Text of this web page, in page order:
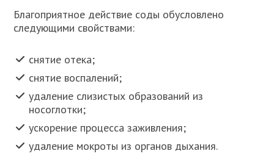
Благоприятное действие соды обусловлено
следующими свойствами:
снятие отека;
снятие воспалений;
удаление слизистых образований из
носоглотки;
ускорение процесса заживления;
удаление мокроты из органов дыхания.